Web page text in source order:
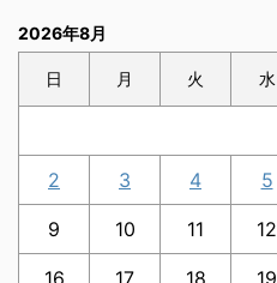
2026年8月
日 月 火 水
2 3 4 5
9 10 11 12
16 17 18 19